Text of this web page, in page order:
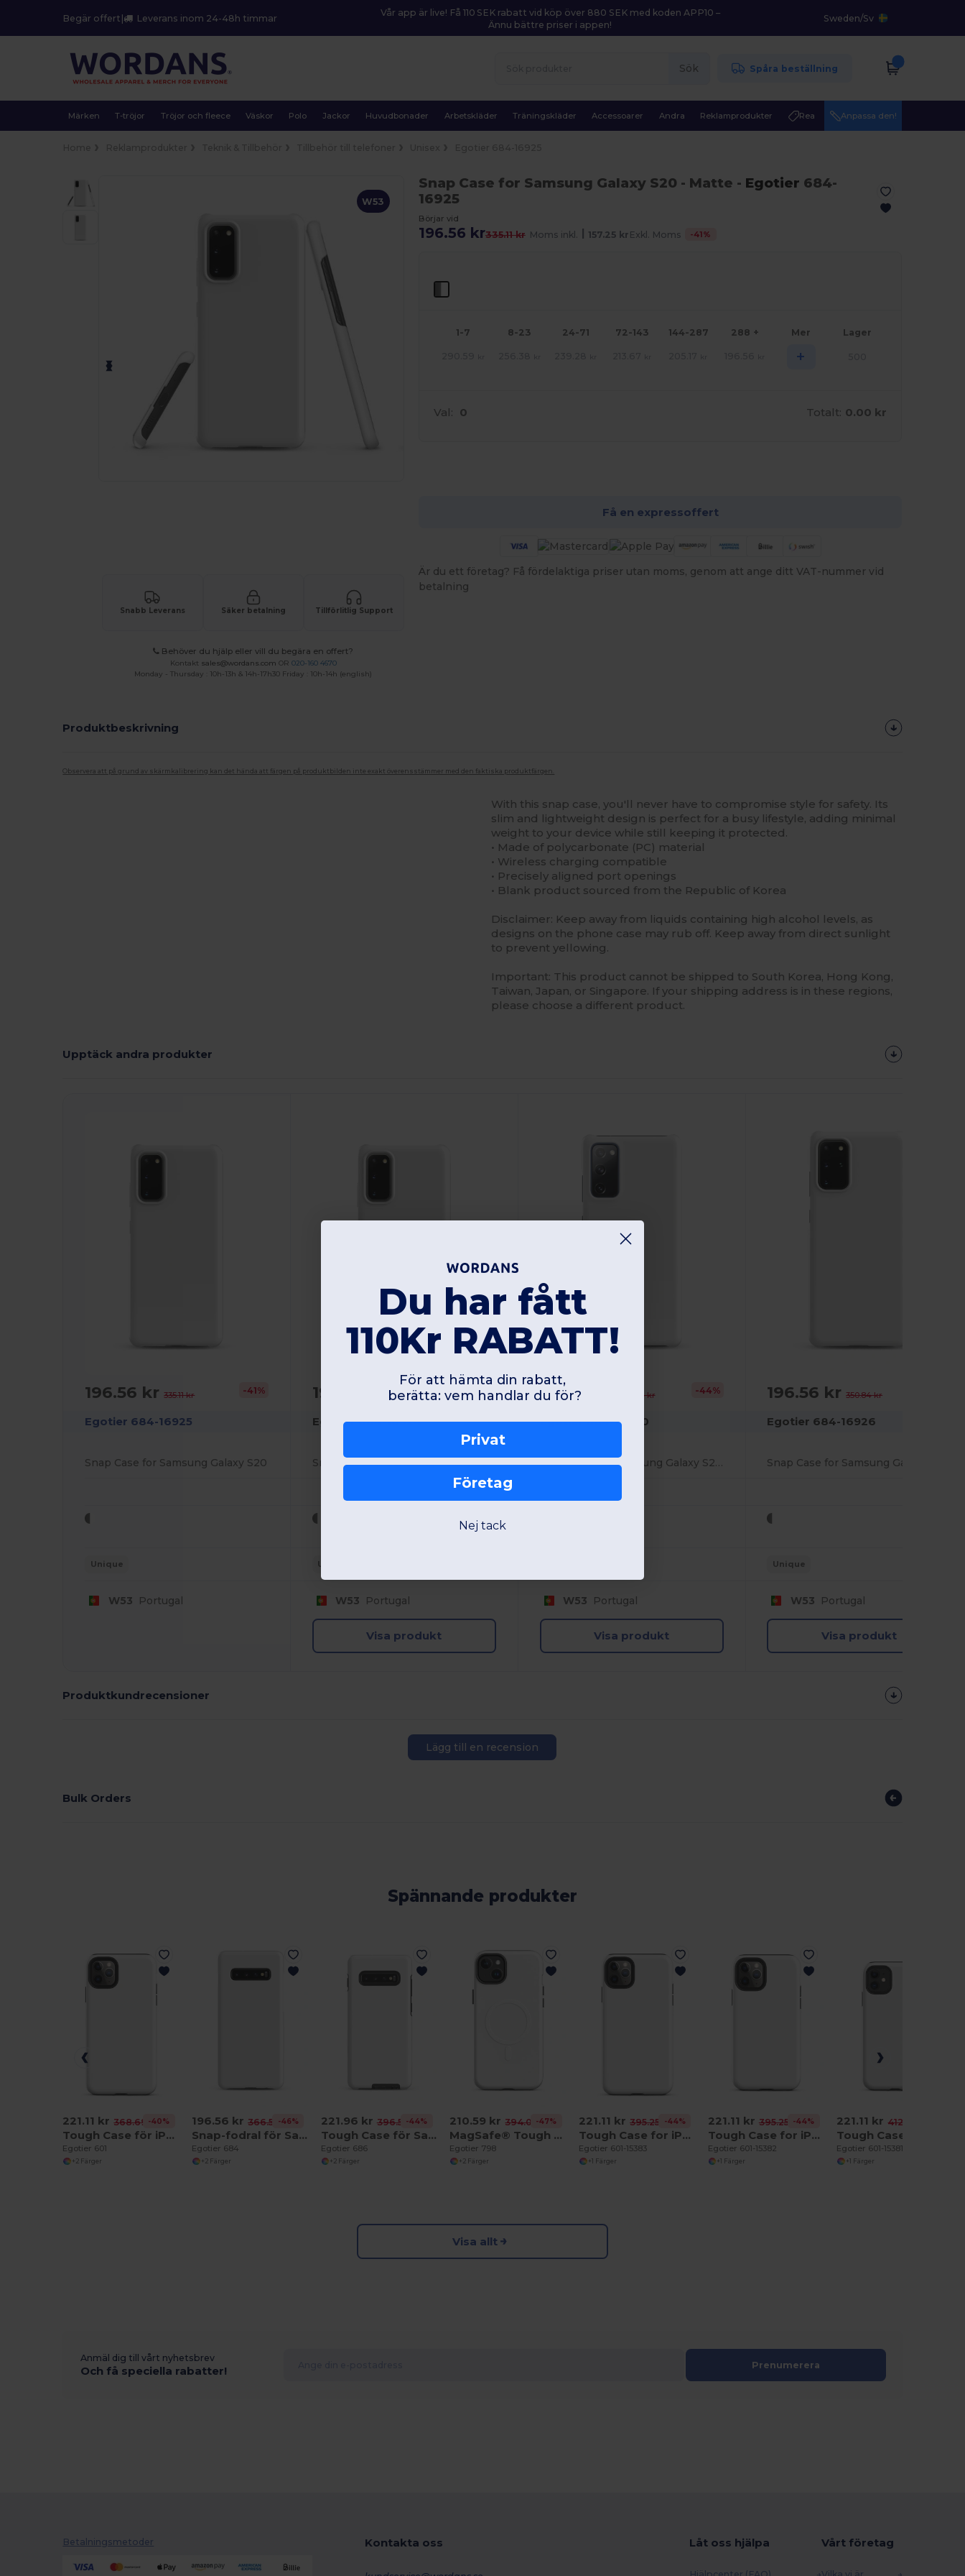
Begär offert | Leverans inom 24-48h timmar
Vår app är live! Få 110 SEK rabatt vid köp över 880 SEK med koden APP10 –
Ännu bättre priser i appen!
Sweden/Sv
Sök Spåra beställning
Märken T-tröjor Tröjor och fleece Väskor Polo Jackor Huvudbonader Arbetskläder Träningskläder Accessoarer Andra Reklamprodukter Rea Anpassa den!
W53
Snabb Leverans Säker betalning Tillförlitlig Support
Behöver du hjälp eller vill du begära en offert?
Kontakt sales@wordans.com OR 020-160 4670
Monday - Thursday : 10h-13h & 14h-17h30 Friday : 10h-14h (english)
Snap Case for Samsung Galaxy S20 - Matte - Egotier 684-
16925
Börjar vid
196.56 kr335.11 kr Moms inkl. | 157.25 kr Exkl. Moms -41%
1-7 8-23 24-71 72-143 144-287 288 + Mer Lager
+
Val: 0 Totalt: 0.00 kr
Få en expressoffert
Är du ett företag? Få fördelaktiga priser utan moms, genom att ange ditt VAT-nummer vid
betalning
Produktbeskrivning
Observera att på grund av skärmkalibrering kan det hända att färgen på produktbilden inte exakt överensstämmer med den faktiska produktfärgen.
With this snap case, you'll never have to compromise style for safety. Its
slim and lightweight design is perfect for a busy lifestyle, adding minimal
weight to your device while still keeping it protected.
• Made of polycarbonate (PC) material
• Wireless charging compatible
• Precisely aligned port openings
• Blank product sourced from the Republic of Korea
Disclaimer: Keep away from liquids containing high alcohol levels, as
designs on the phone case may rub off. Keep away from direct sunlight
to prevent yellowing.
Important: This product cannot be shipped to South Korea, Hong Kong,
Taiwan, Japan, or Singapore. If your shipping address is in these regions,
please choose a different product.
Upptäck andra produkter
Anpassa
196.56 kr335.11 kr -41%
Egotier 684-16925
Snap Case for Samsung Galaxy S20
Unique
W53 Portugal
196.56 kr314.18 kr -37%
Egotier 684-16924
Snap Case for Samsung Galaxy S20
Unique
W53 Portugal
Visa produkt
196.56 kr 350.84 kr -44%
Egotier 684-16930
Snap Case for Samsung Galaxy S20 FE
W53 Portugal
Visa produkt
196.56 kr350.84 kr
Egotier 684-16926
Unique
W53 Portugal
Visa produkt
Produktkundrecensioner
Lägg till en recension
Bulk Orders
Spännande produkter
221.11 kr 368.69 kr-40%
Tough Case för iPhone®
Egotier 601
+2 Färger
196.56 kr 366.56 kr
-46%
Snap-fodral för Samsung®
Egotier 684
+2 Färger
221.96 kr 396.53 kr
-44%
Tough Case för Samsung®
Egotier 686
+2 Färger
210.59 kr 394.08 kr
-47%
MagSafe® Tough Case för iPhone®
Egotier 798
+2 Färger
221.11 kr 395.25 kr-44%
Tough Case for iPhone 11 Pro Max
Egotier 601-15383
+1 Färger
221.11 kr 395.25 kr-44%
Tough Case for iPhone 11 Pro
Egotier 601-15382
+1 Färger
221.11 kr 412.89 kr
Egotier 601-15381
+1 Färger
Visa allt
Anmäl dig till vårt nyhetsbrev
Och få speciella rabatter! Prenumerera
Betalningsmetoder Kontakta oss Låt oss hjälpa Vårt företag
Du har fått
110Kr RABATT!
För att hämta din rabatt,
berätta: vem handlar du för?
Privat
Företag
Nej tack